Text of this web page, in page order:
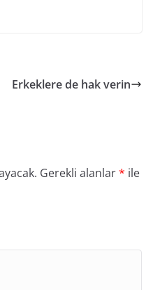
Erkeklere de hak verin
Gerekli alanlar* ile